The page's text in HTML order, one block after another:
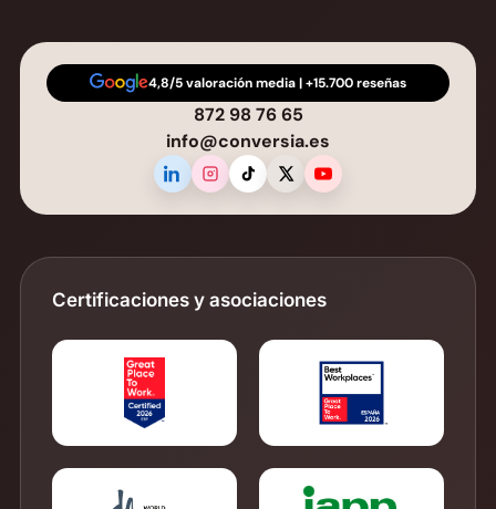
4,8/5 valoración media | +15.700 reseñas
872 98 76 65
info@conversia.es
Certificaciones y asociaciones